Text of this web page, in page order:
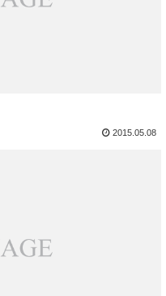
2015.05.08